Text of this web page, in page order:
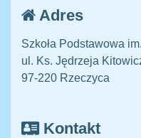
Adres
Szkoła Podstawowa
ul. Ks. Jędrzeja
97-220 Rzeczyca
Kontakt